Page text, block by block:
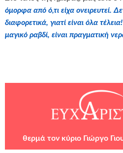
όμορφα από ό,τι είχα ονειρευτεί.
διαφορετικά, γιατί είναι όλα
μαγικό ραβδί, είναι πραγματική
θερμά τον κύριο Γιώργο